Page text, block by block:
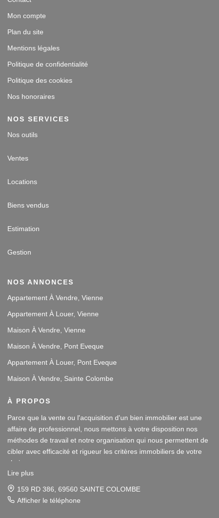
Mon compte
Plan du site
Mentions légales
Politique de confidentialité
Politique des cookies
Nos honoraires
NOS SERVICES
Nos outils
Ventes
Locations
Biens vendus
Estimation
Gestion
NOS ANNONCES
Appartement À Vendre, Vienne
Appartement À Louer, Vienne
Maison À Vendre, Vienne
Maison À Vendre, Pont Eveque
Appartement À Louer, Pont Eveque
Maison À Vendre, Sainte Colombe
À PROPOS
Parce que la vente ou l'acquisition d'un bien immobilier est une
affaire de professionnel, nous mettons à votre disposition nos
méthodes de travail et notre organisation qui nous permettent de
cibler avec efficacité et rigueur les critères immobiliers de votre
choix.
Notre disponibilité et notre écoute au sein de nos agences
immobilières à Vienne et Sainte Colombe les Vienne, au Sud de
Lire plus
159 RD 386, 69560 SAINTE COLOMBE
Afficher le téléphone